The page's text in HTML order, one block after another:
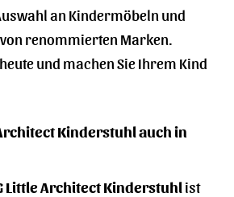
an Kindermöbeln und
renommierten Marken.
und machen Sie Ihrem Kind
Kinderstuhl auch in
Little Architect Kinderstuhl ist